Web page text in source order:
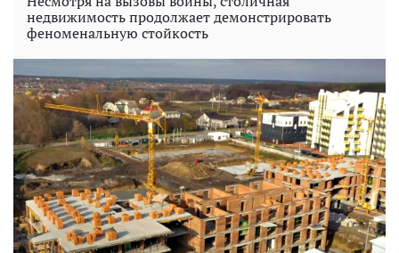
недвижимость продолжает демонстрировать
феноменальную стойкость